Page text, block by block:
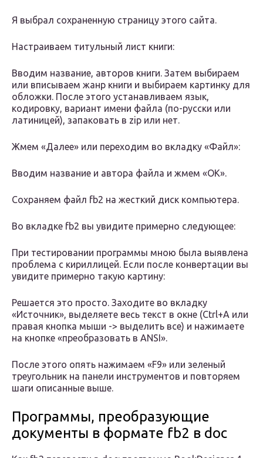
Я выбрал сохраненную страницу этого сайта.
Настраиваем титульный лист книги:
Вводим название, авторов книги. Затем выбираем
или вписываем жанр книги и выбираем картинку для
обложки. После этого устанавливаем язык,
кодировку, вариант имени файла (по-русски или
латиницей), запаковать в zip или нет.
Жмем «Далее» или переходим во вкладку «Файл»:
Вводим название и автора файла и жмем «ОК».
Сохраняем файл fb2 на жесткий диск компьютера.
Во вкладке fb2 вы увидите примерно следующее:
При тестировании программы мною была выявлена
проблема с кириллицей. Если после конвертации вы
увидите примерно такую картину:
Решается это просто. Заходите во вкладку
«Источник», выделяете весь текст в окне (Ctrl+A или
правая кнопка мыши -> выделить все) и нажимаете
на кнопке «преобразовать в ANSI».
После этого опять нажимаем «F9» или зеленый
треугольник на панели инструментов и повторяем
шаги описанные выше.
Программы, преобразующие
документы в формате fb2 в doc